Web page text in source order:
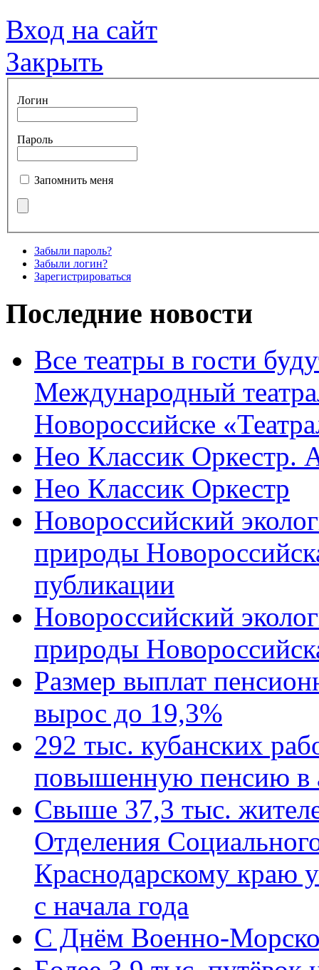
Вход на сайт
Закрыть
Логин
Пароль
Запомнить меня
Забыли пароль?
Забыли логин?
Зарегистрироваться
Последние новости
Все театры в гости
Международный
Новороссийске
Нео Классик Оркестр.
Нео Классик Оркестр
Новороссийский
природы
публикации
Новороссийский
природы
Размер выплат
вырос до 19,3%
292 тыс. кубанских
повышенную пенсию в
Свыше 37,3 тыс.
Отделения
Краснодарскому краю
с начала года
C Днём Военно-